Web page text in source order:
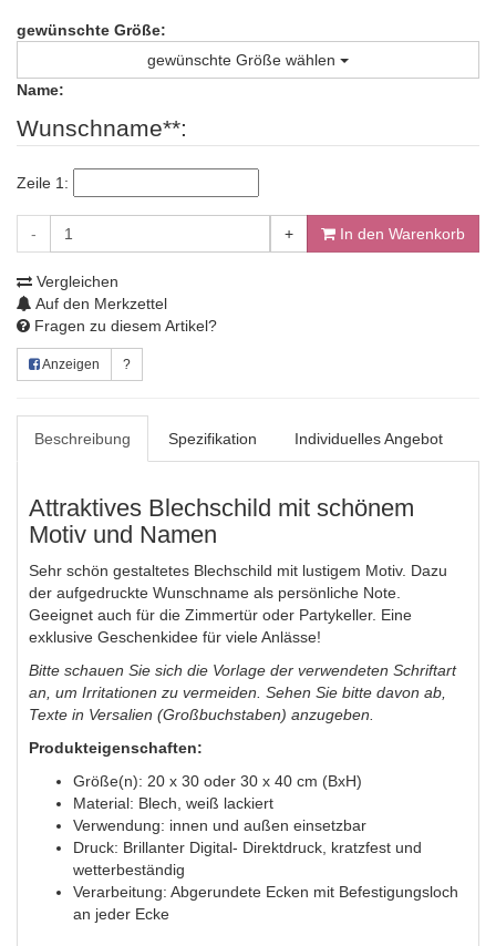
gewünschte Größe:
gewünschte Größe wählen
Name:
Wunschname**:
Zeile 1:
- + In den Warenkorb
Vergleichen
Auf den Merkzettel
Fragen zu diesem Artikel?
Anzeigen ?
Beschreibung Spezifikation Individuelles Angebot
Attraktives Blechschild mit schönem
Motiv und Namen
Sehr schön gestaltetes Blechschild mit lustigem Motiv. Dazu
der aufgedruckte Wunschname als persönliche Note.
Geeignet auch für die Zimmertür oder Partykeller. Eine
exklusive Geschenkidee für viele Anlässe!
Bitte schauen Sie sich die Vorlage der verwendeten Schriftart
an, um Irritationen zu vermeiden. Sehen Sie bitte davon ab,
Texte in Versalien (Großbuchstaben) anzugeben.
Produkteigenschaften:
Größe(n): 20 x 30 oder 30 x 40 cm (BxH)
Material: Blech, weiß lackiert
Verwendung: innen und außen einsetzbar
Druck: Brillanter Digital- Direktdruck, kratzfest und
wetterbeständig
Verarbeitung: Abgerundete Ecken mit Befestigungsloch
an jeder Ecke